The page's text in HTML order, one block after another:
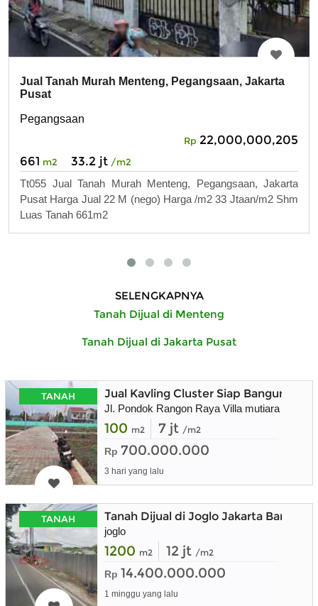
Jual Tanah Murah Menteng, Pegangsaan, Jakarta
Pusat
Pegangsaan
Rp 22,000,000,205
661 m2 33.2 jt /m2
Tt055 Jual Tanah Murah Menteng, Pegangsaan, Jakarta
Pusat Harga Jual 22 M (nego) Harga /m2 33 Jtaan/m2 Shm
Luas Tanah 661m2
SELENGKAPNYA
Tanah Dijual di Menteng
Tanah Dijual di Jakarta Pusat
TANAH Jual Kavling Cluster Siap Bangun
Jl. Pondok Rangon Raya Villa mutiara
100 m2 7 jt /m2
Rp 700.000.000
3 hari yang lalu
TANAH Tanah Dijual di Joglo Jakarta Barat,
joglo
1200 m2 12 jt /m2
Rp 14.400.000.000
1 minggu yang lalu